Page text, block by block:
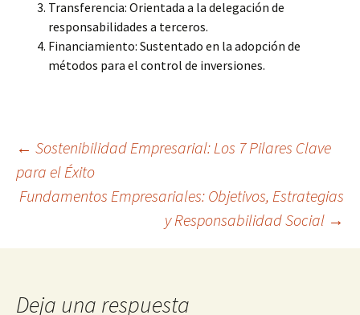
Transferencia: Orientada a la delegación de
responsabilidades a terceros.
Financiamiento: Sustentado en la adopción de
métodos para el control de inversiones.
Navegación
de
entradas
← Sostenibilidad Empresarial: Los 7 Pilares Clave
para el Éxito
Fundamentos Empresariales: Objetivos, Estrategias
y Responsabilidad Social →
Deja una respuesta